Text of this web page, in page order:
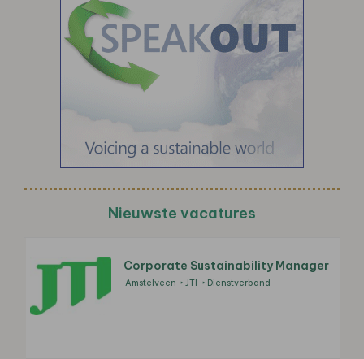
Nieuwste vacatures
Corporate Sustainability Manager
Amstelveen JTI Dienstverband